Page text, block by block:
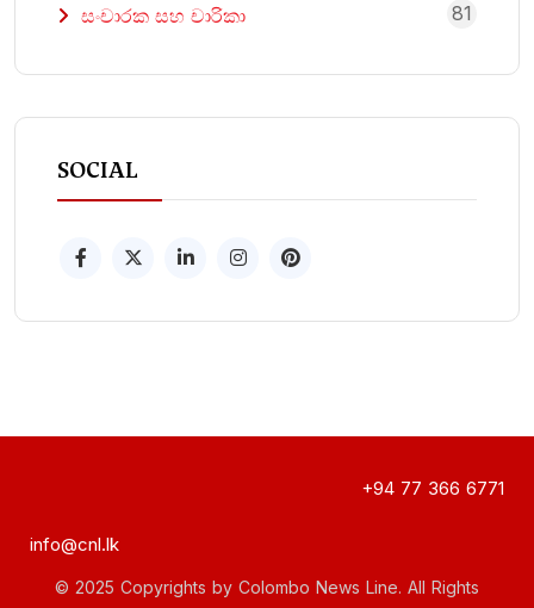
සංචාරක සහ චාරිකා 81
SOCIAL
+94 77 366 6771
info@cnl.lk
© 2025 Copyrights by Colombo News Line. All Rights